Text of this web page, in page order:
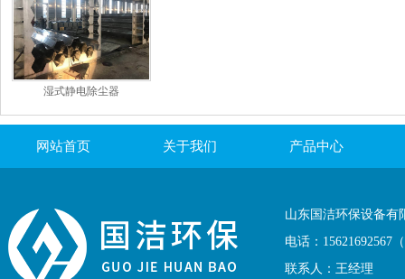
湿式静电除尘器
网站首页 关于我们 产品中心
山东国洁环保设备有
电话：15621692567
联系人：王经理